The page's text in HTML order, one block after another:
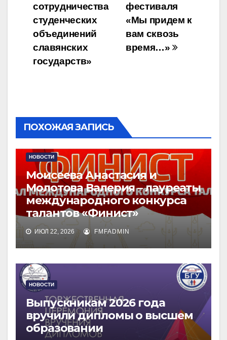
записям
фестиваля
«Мы придем к
вам сквозь
время…»
сотрудничества
студенческих
объединений
славянских
государств»
ПОХОЖАЯ ЗАПИСЬ
НОВОСТИ
Моисеева Анастасия и
Молотова Валерия – лауреаты
международного конкурса
талантов «Финист»
ИЮЛ 22, 2026 FMFADMIN
НОВОСТИ
Выпускникам 2026 года
вручили дипломы о высшем
образовании